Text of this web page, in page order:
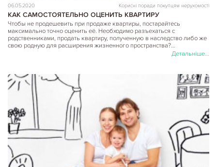
06.05.2020 Корисні поради покупцям нерухомості
КАК САМОСТОЯТЕЛЬНО ОЦЕНИТЬ КВАРТИРУ
Чтобы не продешевить при продаже квартиры, постарайтесь
максимально точно оценить её. Необходимо разъехаться с
родственниками, продать квартиру, полученную в наследство либо же
свою родную для расширения жизненного пространства?…
Детальніше...